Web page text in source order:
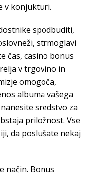
v konjukturi.
spodbuditi,
strmoglavi
čas, casino bonus
v trgovino in
omogoča,
albuma vašega
sredstvo za
priložnost. Vse
da poslušate nekaj
način. Bonus